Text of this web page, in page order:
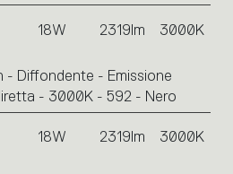
18W 2319lm 3000K
- Diffondente - Emissione
- 3000K - 592 - Nero
18W 2319lm 3000K